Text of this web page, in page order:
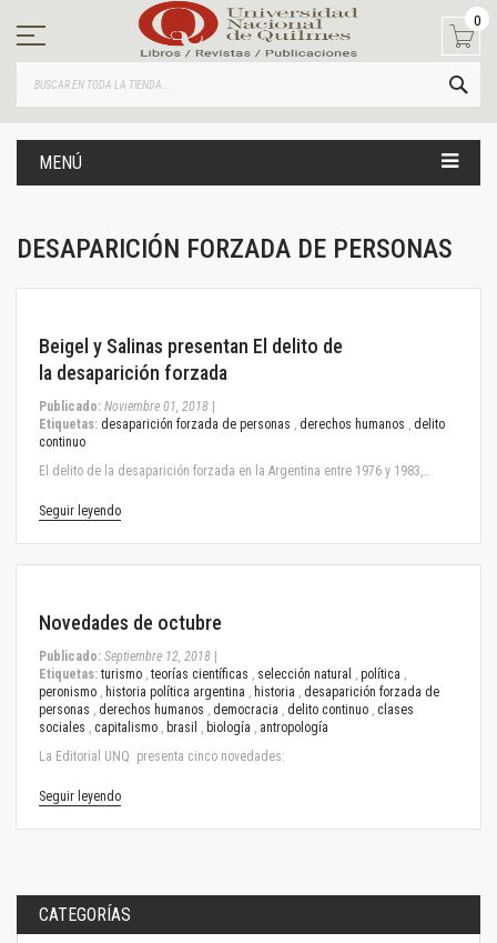
contenido
0
MENÚ
DESAPARICIÓN FORZADA DE PERSONAS
Beigel y Salinas presentan El delito de
la desaparición forzada
Publicado: Noviembre 01, 2018
Etiquetas: desaparición forzada de personas , derechos humanos , delito
continuo
El delito de la desaparición forzada en la Argentina entre 1976 y 1983,…
Seguir leyendo
Novedades de octubre
Publicado: Septiembre 12, 2018
Etiquetas: turismo , teorías científicas , selección natural , política ,
peronismo , historia política argentina , historia , desaparición forzada de
personas , derechos humanos , democracia , delito continuo , clases
sociales , capitalismo , brasil , biología , antropología
La Editorial UNQ presenta cinco novedades:
Seguir leyendo
CATEGORÍAS